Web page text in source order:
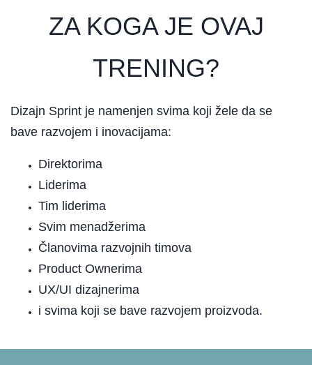
ZA KOGA JE OVAJ
TRENING?
Dizajn Sprint je namenjen svima koji žele da se
bave razvojem i inovacijama:
Direktorima
Liderima
Tim liderima
Svim menadžerima
Članovima razvojnih timova
Product Ownerima
UX/UI dizajnerima
i svima koji se bave razvojem proizvoda.